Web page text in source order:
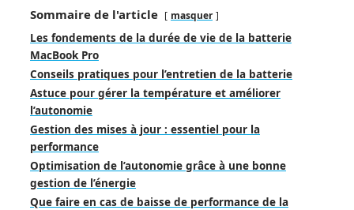
Sommaire de l'article masquer
Les fondements de la durée de vie de la batterie
MacBook Pro
Conseils pratiques pour l’entretien de la batterie
Astuce pour gérer la température et améliorer
l’autonomie
Gestion des mises à jour : essentiel pour la
performance
Optimisation de l’autonomie grâce à une bonne
gestion de l’énergie
Que faire en cas de baisse de performance de la